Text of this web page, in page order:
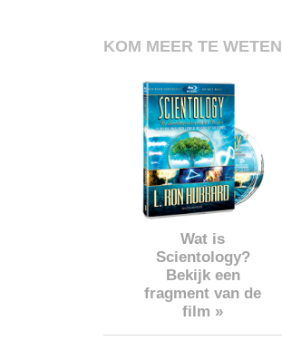
KOM MEER TE WETEN
Wat is
Scientology?
Bekijk een
fragment van de
film »